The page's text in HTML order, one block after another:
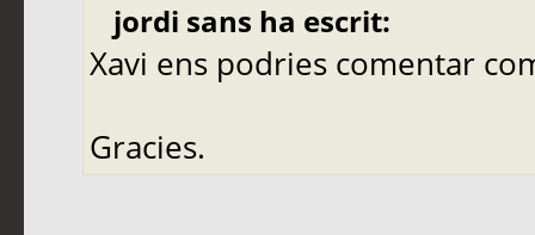
jordi sans ha escrit:
Xavi ens podries comentar
Gracies.